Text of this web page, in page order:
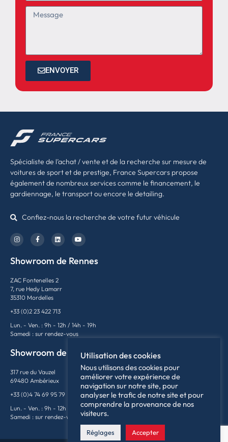
ENVOYER
Spécialiste de l’achat / vente et de la recherche sur mesure de
voitures de sport et de prestige, France Supercars propose
également de nombreux services comme le financement, le
gardiennage, le transport ou encore le detailing.
Confiez-nous la recherche de votre futur véhicule
Showroom de Rennes
ZAC Fontenelles 2
7, rue Hedy Lamarr
35310 Mordelles
+33 (0)2 23 422 713
Lun. - Ven. : 9h - 12h / 14h - 19h
Samedi : sur rendez-vous
Showroom de Lyon
317 rue du Vauzel
69480 Ambérieux
+33 (0)4 74 69 95 79
Lun. - Ven. : 9h - 12h / 14h - 18h
Samedi : sur rendez-vous
Utilisation des cookies
Nous utilisons des cookies pour
améliorer votre expérience de
navigation sur notre site, pour
analyser le trafic de notre site et pour
comprendre la provenance de nos
visiteurs.
Réglages Accepter